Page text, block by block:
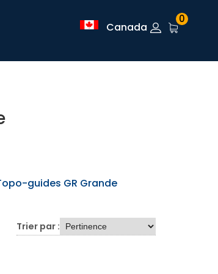
Canada
0
guides GR Grande
Trier par :